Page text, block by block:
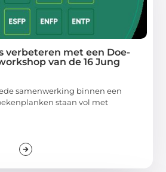
verbeteren met een Doe-
van de 16 Jung
samenwerking binnen een
staan vol met